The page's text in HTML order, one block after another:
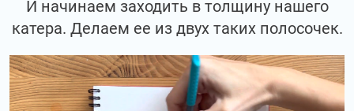
И начинаем заходить в толщину нашего
катера. Делаем ее из двух таких полосочек.